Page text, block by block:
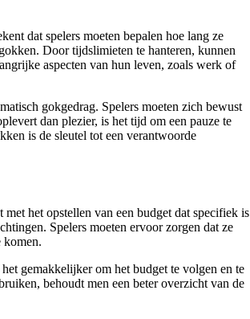
dat spelers moeten bepalen hoe lang ze
Door tijdslimieten te hanteren, kunnen
aspecten van hun leven, zoals werk of
gokgedrag. Spelers moeten zich bewust
dan plezier, is het tijd om een pauze te
is de sleutel tot een verantwoorde
het opstellen van een budget dat specifiek is
Spelers moeten ervoor zorgen dat ze
komen.
gemakkelijker om het budget te volgen en te
behoudt men een beter overzicht van de